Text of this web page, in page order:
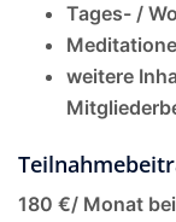
Tages- /
weitere
180 €/ Monat